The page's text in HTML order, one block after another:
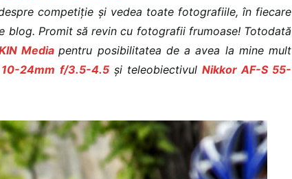
competiție și vedea toate fotografiile, în fiecare
blog. Promit să revin cu fotografii frumoase! Totodată
Media pentru posibilitatea de a avea la mine mult
10-24mm f/3.5-4.5și teleobiectivul Nikkor AF-S 55-